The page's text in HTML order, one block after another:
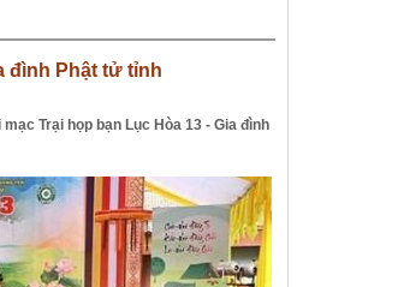
đình Phật tử tỉnh
Trại họp bạn Lục Hòa 13 - Gia đình